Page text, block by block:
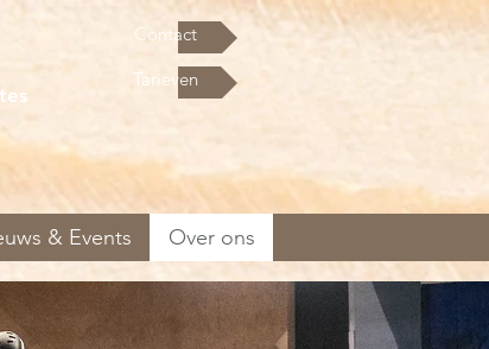
Contact
Tarieven
& Events Over ons